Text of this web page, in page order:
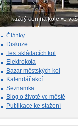
každý den na kole ve
Články
Diskuze
Test skládacích kol
Elektrokola
Bazar městských kol
Kalendář akcí
Seznamka
Blog o životě ve městě
Publikace ke stažení